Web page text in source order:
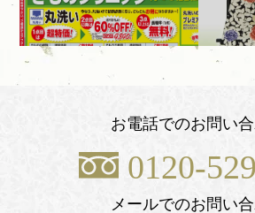
お電話でのお問い
0120-
メールでのお問い